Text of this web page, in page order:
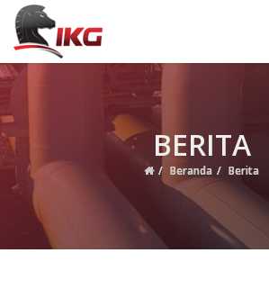
BERITA
Beranda Berita